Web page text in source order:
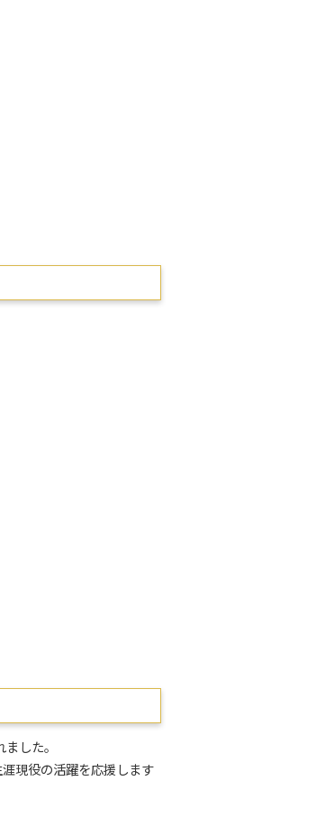
した。
現役の活躍を応援します